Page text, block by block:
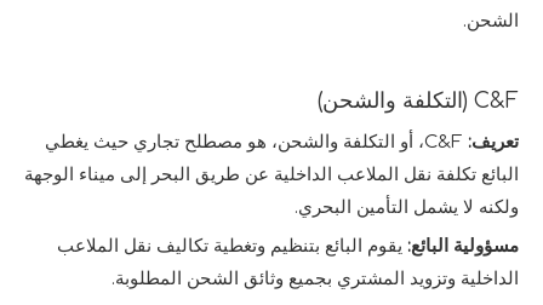
الشحن.
C&F (التكلفة والشحن)
تعريف:
C&F، أو التكلفة والشحن، هو مصطلح تجاري حيث يغطي
البائع تكلفة نقل الملاعب الداخلية عن طريق البحر إلى ميناء الوجهة
ولكنه لا يشمل التأمين البحري.
مسؤولية البائع: يقوم البائع بتنظيم وتغطية تكاليف نقل الملاعب
الداخلية وتزويد المشتري بجميع وثائق الشحن المطلوبة.